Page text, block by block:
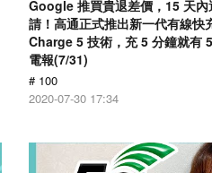
Google 推買貴退差價，15 天內
請！高通正式推出新一代有線
Charge 5 技術，充 5 分鐘就有
電報(7/31)
# 100
2020-07-30 17:34